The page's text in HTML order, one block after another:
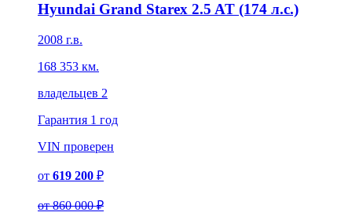
Hyundai Grand Starex 2.5 AT (174 л.с.)
2008 г.в.
168 353 км.
владельцев 2
Гарантия 1 год
VIN проверен
от 619 200 ₽
от860 000 ₽